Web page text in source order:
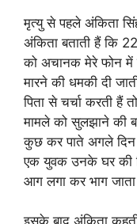
मृत्यु से पहले अंकिता
अंकिता बताती हैं कि
को अचानक मेरे फोन
मारने की धमकी दी
पिता से चर्चा करती हैं
मामले को सुलझाने की
कुछ कर पाते अगले
एक युवक उनके घर की
आग लगा कर भाग